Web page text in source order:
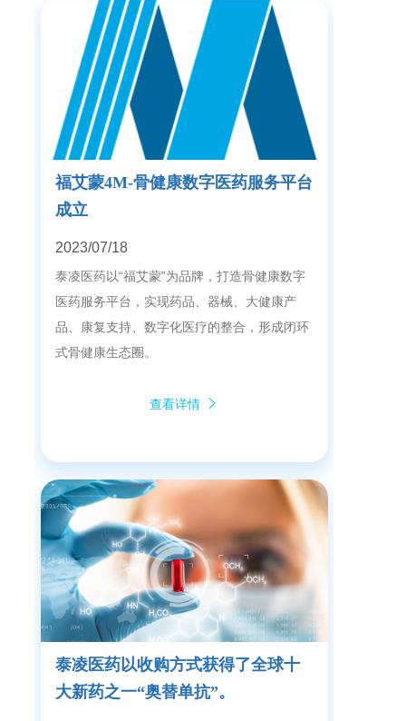
福艾蒙4M-骨健康数字医药服务平台
成立
2023/07/18
泰凌医药以“福艾蒙”为品牌，打造骨健康数字
医药服务平台，实现药品、器械、大健康产
品、康复支持、数字化医疗的整合，形成闭环
式骨健康生态圈。
查看详情
泰凌医药以收购方式获得了全球十
大新药之一“奥替单抗”。